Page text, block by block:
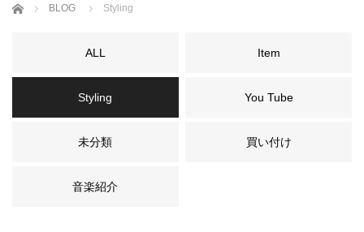
ホーム BLOG Styling
ALL Item
Styling You Tube
未分類 買い付け
音楽紹介